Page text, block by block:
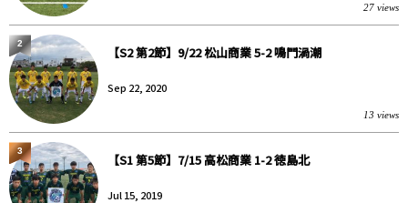
27 views
【S2 第2節】9/22 松山商業 5-2 鳴門渦潮
Sep 22, 2020
13 views
2
【S1 第5節】7/15 高松商業 1-2 徳島北
Jul 15, 2019
3